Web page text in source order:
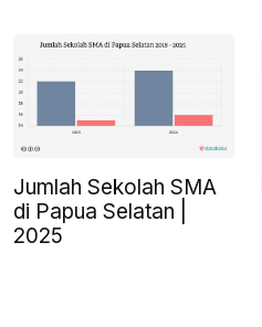
Jumlah Sekolah SMA
di Papua Selatan |
2025